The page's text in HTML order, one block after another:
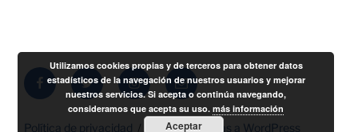
FacebookTwitter InstagramCorreo
electrónico
Política de privacidad Funciona gracias a WordPress
Utilizamos cookies propias y de terceros para obtener datos
estadísticos de la navegación de nuestros usuarios y mejorar
nuestros servicios. Si acepta o continúa navegando,
consideramos que acepta su uso.más información
Aceptar